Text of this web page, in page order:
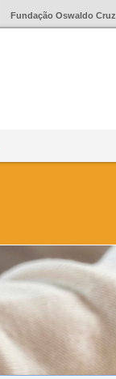
Fundação Oswaldo Cruz